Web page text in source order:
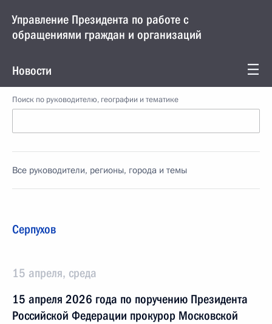
Управление Президента по работе с
обращениями граждан и организаций
Новости
Поиск по руководителю, географии и тематике
Все руководители, регионы, города и темы
Серпухов
15 апреля, среда
15 апреля 2026 года по поручению Президента
Российской Федерации прокурор Московской